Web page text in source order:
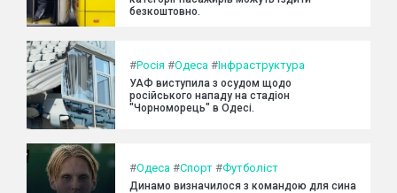
безкоштовно.
#Росія #Одеса #Інфраструктура
УАФ виступила з осудом щодо
російського нападу на стадіон
"Чорноморець" в Одесі.
#Одеса #Спорт #Футболіст
Динамо визначилося з командою для сина